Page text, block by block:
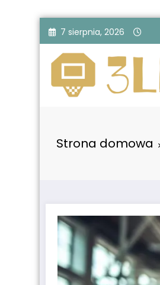
Przejdź
do
treści
7 sierpnia, 2026
Strona domowa